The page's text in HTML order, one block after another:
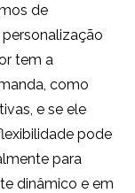
de
tem a
como
e se ele
pode
para
dinâmico e em